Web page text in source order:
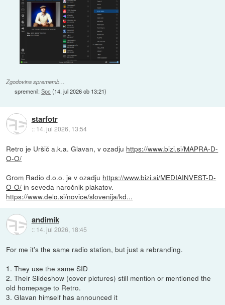
Zgodovina sprememb…
spremenil:Spc (14. jul 2026 ob 13:21)
starfotr
:: 14. jul 2026, 13:54
Retro je Uršič a.k.a. Glavan, v ozadju https://www.bizi.si/MAPRA-D-
O-O/
Grom Radio d.o.o. je v ozadju https://www.bizi.si/MEDIAINVEST-D-
O-O/ in seveda naročnik plakatov.
https://www.delo.si/novice/slovenija/kd...
andimik
:: 14. jul 2026, 18:45
For me it's the same radio station, but just a rebranding.
1. They use the same SID
2. Their Slideshow (cover pictures) still mention or mentioned the
old homepage to Retro.
3. Glavan himself has announced it